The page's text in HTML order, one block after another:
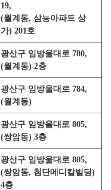
19,
(월계동, 삼능아파트 상
가) 201호
광산구 임방울대로 780,
(월계동) 2층
광산구 임방울대로 784,
(월계동)
광산구 임방울대로 805,
(쌍암동) 3층
광산구 임방울대로 805,
(쌍암동, 첨단메디칼빌딩)
4층